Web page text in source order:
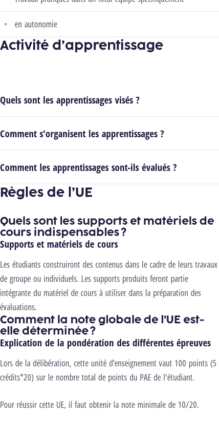
en autonomie
Activité d’apprentissage
Quels sont les apprentissages visés ?
Comment s’organisent les apprentissages ?
Comment les apprentissages sont-ils évalués ?
Règles de l’UE
Quels sont les supports et matériels de
cours indispensables ?
Supports et matériels de cours
Les étudiants construiront des contenus dans le cadre de leurs travaux
de groupe ou individuels. Les supports produits feront partie
intégrante du matériel de cours à utiliser dans la préparation des
évaluations.
Comment la note globale de l’UE est-
elle déterminée ?
Explication de la pondération des différentes épreuves
Lors de la délibération, cette unité d’enseignement vaut 100 points (5
crédits*20) sur le nombre total de points du PAE de l'étudiant.
Pour réussir cette UE, il faut obtenir la note minimale de 10/20.